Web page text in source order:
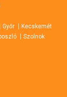
Győr
Kecskemét
Szolnok